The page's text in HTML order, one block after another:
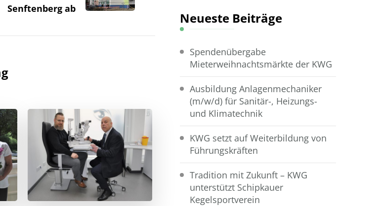
Senftenberg ab
Neueste Beiträge
Spendenübergabe
Mieterweihnachtsmärkte der KWG
Ausbildung Anlagenmechaniker
(m/w/d) für Sanitär-, Heizungs-
und Klimatechnik
KWG setzt auf Weiterbildung von
Führungskräften
Tradition mit Zukunft – KWG
unterstützt Schipkauer
Kegelsportverein